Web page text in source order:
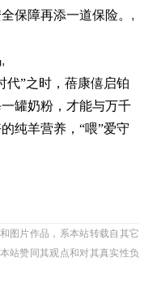
保障再添一道保险。 ,
,
代”之时，蓓康僖启铂
罐奶粉，才能与万千
纯羊营养，“喂”爱守
图片作品，系本站转载自其它
站赞同其观点和对其真实性负